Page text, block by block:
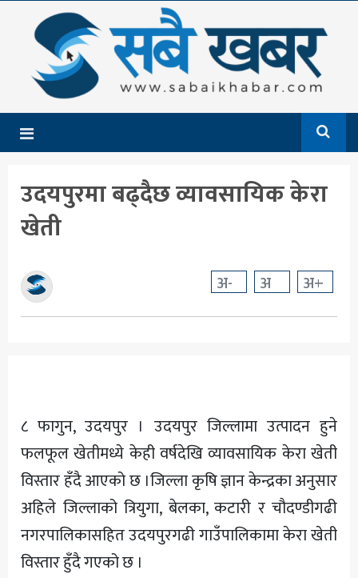
गृहपृष्ठ
समाचार
राजनीति
देश
आर्थिक
अन्तर्राष्ट्रिय
मनोरञ्जन
उदयपुरमा बढ्दैछ व्यावसायिक केरा
खेती
अ- अ अ+
८ फागुन, उदयपुर । उदयपुर जिल्लामा उत्पादन हुने
फलफूल खेतीमध्ये केही वर्षदेखि व्यावसायिक केरा खेती
विस्तार हँदै आएको छ ।जिल्ला कृषि ज्ञान केन्द्रका अनुसार
अहिले जिल्लाको त्रियुगा, बेलका, कटारी र चौदण्डीगढी
नगरपालिकासहित उदयपुरगढी गाउँपालिकामा केरा खेती
विस्तार हुँदै गएको छ ।